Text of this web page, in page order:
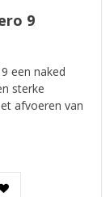
9
een naked
sterke
afvoeren van